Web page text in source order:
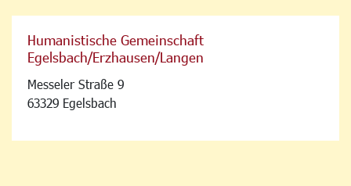
Humanistische Gemeinschaft
Egelsbach/Erzhausen/Langen
Messeler Straße 9
63329 Egelsbach